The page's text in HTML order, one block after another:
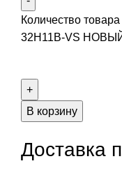
Количество
32H11B-VS
В корзину
Доставка